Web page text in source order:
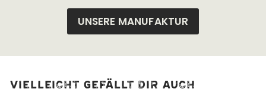
UNSERE MANUFAKTUR
Vielleicht gefällt dir auch